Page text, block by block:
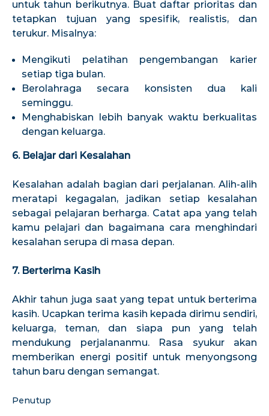
untuk tahun berikutnya. Buat daftar prioritas dan
tetapkan tujuan yang spesifik, realistis, dan
terukur. Misalnya:
Mengikuti pelatihan pengembangan karier
setiap tiga bulan.
Berolahraga secara konsisten dua kali
seminggu.
Menghabiskan lebih banyak waktu berkualitas
dengan keluarga.
6. Belajar dari Kesalahan
Kesalahan adalah bagian dari perjalanan. Alih-alih
meratapi kegagalan, jadikan setiap kesalahan
sebagai pelajaran berharga. Catat apa yang telah
kamu pelajari dan bagaimana cara menghindari
kesalahan serupa di masa depan.
7. Berterima Kasih
Akhir tahun juga saat yang tepat untuk berterima
kasih. Ucapkan terima kasih kepada dirimu sendiri,
keluarga, teman, dan siapa pun yang telah
mendukung perjalananmu. Rasa syukur akan
memberikan energi positif untuk menyongsong
tahun baru dengan semangat.
Penutup